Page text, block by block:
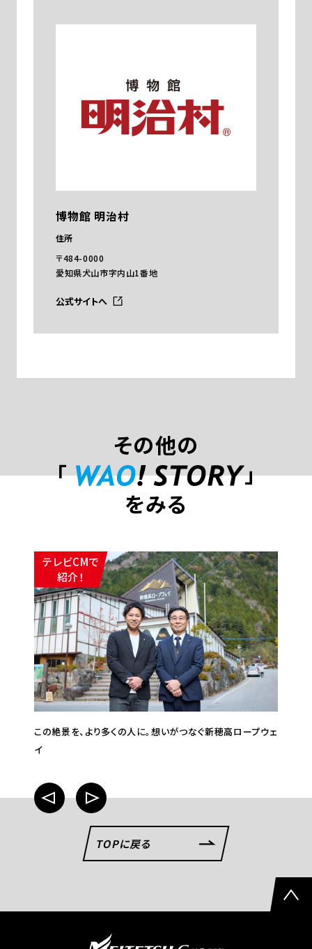
博物館 明治村
住所
〒484-0000
愛知県犬山市字内山1番地
公式サイトへ
その他の
「
」
をみる
テレビCMで
紹介！
この絶景を、より多くの人に。想いがつなぐ新穂高ロープウェ
イ
TOPに戻る